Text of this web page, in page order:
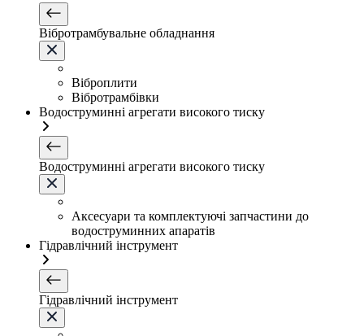
Вібротрамбувальне обладнання
Віброплити
Вібротрамбівки
Водоструминні агрегати високого тиску
Водоструминні агрегати високого тиску
Аксесуари та комплектуючі запчастини до
водоструминних апаратів
Гідравлічний інструмент
Гідравлічний інструмент